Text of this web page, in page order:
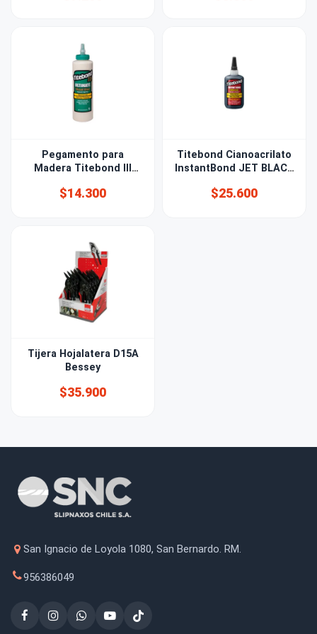
Pegamento para
Madera Titebond III
$14.300
Titebond Cianoacrilato
InstantBond JET BLACK
$25.600
Tijera Hojalatera D15A
Bessey
$35.900
San Ignacio de Loyola 1080, San Bernardo. RM.
956386049